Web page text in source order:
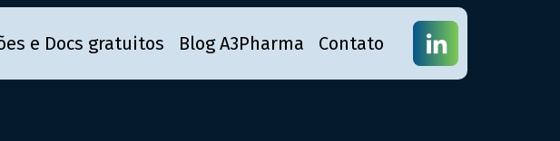
e Docs gratuitos Blog A3Pharma Contato